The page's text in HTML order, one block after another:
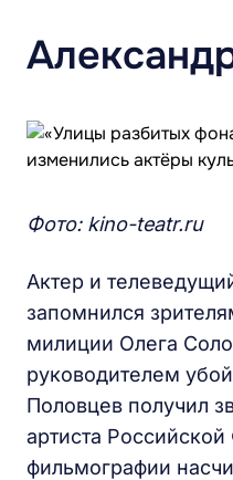
Фото: kino-teatr.ru
Актер и
запомнился
милиции Олега
руководителем
Половцев получил
артиста
фильмографии